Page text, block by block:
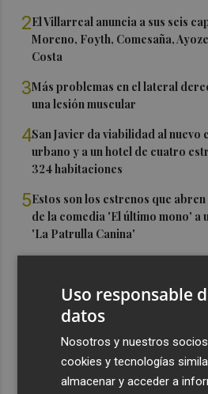
2El Villarreal anuncia a sus seis
Moreno, Foyth, Comesaña,
Costa
3Más problemas en el lateral
una lesión muscular
4San Javier da viabilidad al
urbano y a un hotel de cuatro
324 habitaciones
5Estos son los estrenos que
de la comedia 'El último mono' a
'La Patrulla Canina'
Uso responsable
datos
Nosotros y nuestros
cookies y tecnologías
almacenar y acceder a